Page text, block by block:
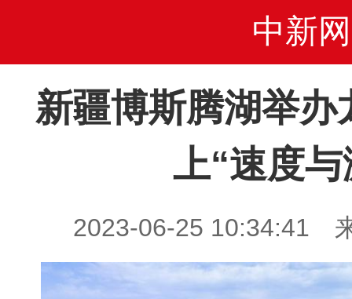
中新网
新疆博斯腾湖举办
上“速度与
2023-06-25 10:34:41